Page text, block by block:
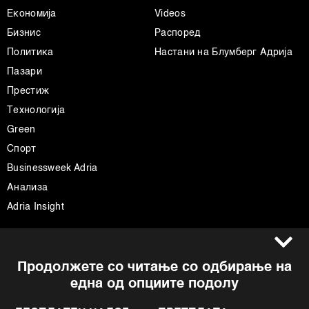
Продолжете со читање со одбирање на
една од опциите подолу
Економија
Бизнис
Политика
Пазари
Престиж
Технологија
Green
Спорт
Businessweek Adria
Анализа
Adria Insight
Videos
Распоред
Настани на Блумберг Адрија
Импресум
Политика на приватност
Политика за колачиња
Facebook
Instagram
Twitter